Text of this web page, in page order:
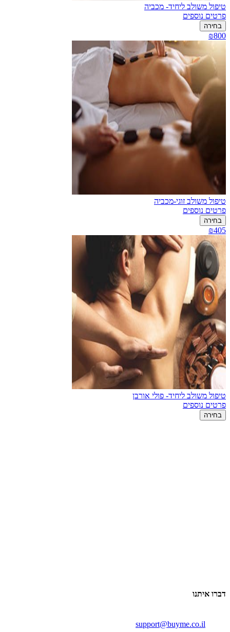
טיפול משולב ליחיד- מכביה
פרטים נוספים
בחירה
₪800
טיפול משולב זוגי-מכביה
פרטים נוספים
בחירה
₪405
טיפול משולב ליחיד- פולי אורבן
פרטים נוספים
בחירה
דברו איתנו
support@buyme.co.il